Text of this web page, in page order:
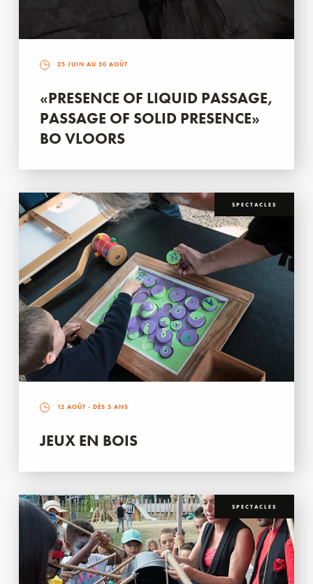
25 JUIN AU 30 AOÛT
«PRESENCE OF LIQUID PASSAGE,
PASSAGE OF SOLID PRESENCE»
BO VLOORS
SPECTACLES
12 AOÛT - DÈS 5 ANS
JEUX EN BOIS
SPECTACLES